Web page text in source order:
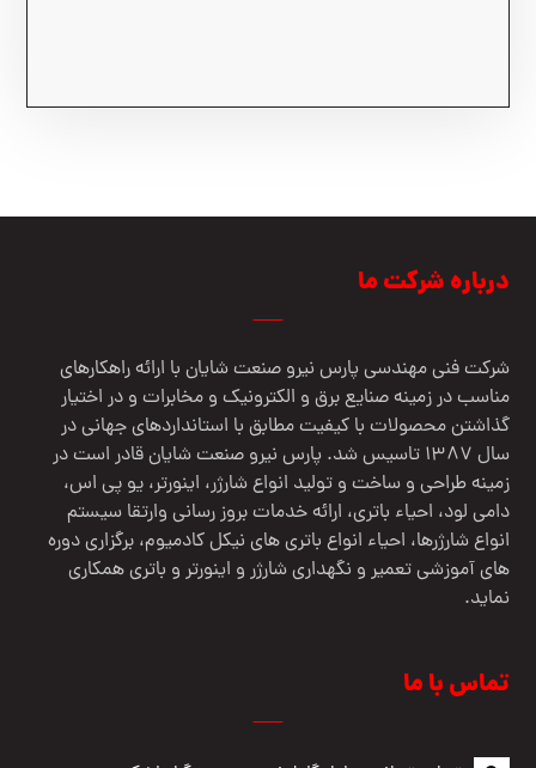
درباره شرکت ما
شرکت فنی مهندسي پارس نيرو صنعت شایان با ارائه راهکارهای
مناسب در زمینه صنایع برق و الکترونیک و مخابرات و در اختیار
گذاشتن محصولات با کیفیت مطابق با استانداردهای جهانی در
سال 1387 تاسیس شد. پارس نیرو صنعت شایان قادر است در
زمینه طراحی و ساخت و تولید انواع شارژر، اینورتر، یو پی اس،
دامی لود، احیاء باتری، ارائه خدمات بروز رسانی وارتقا سیستم
انواع شارژرها، احیاء انواع باتری های نیکل کادمیوم، برگزاری دوره
های آموزشی تعمیر و نگهداری شارژر و اینورتر و باتری همکاری
نماید.
تماس با ما